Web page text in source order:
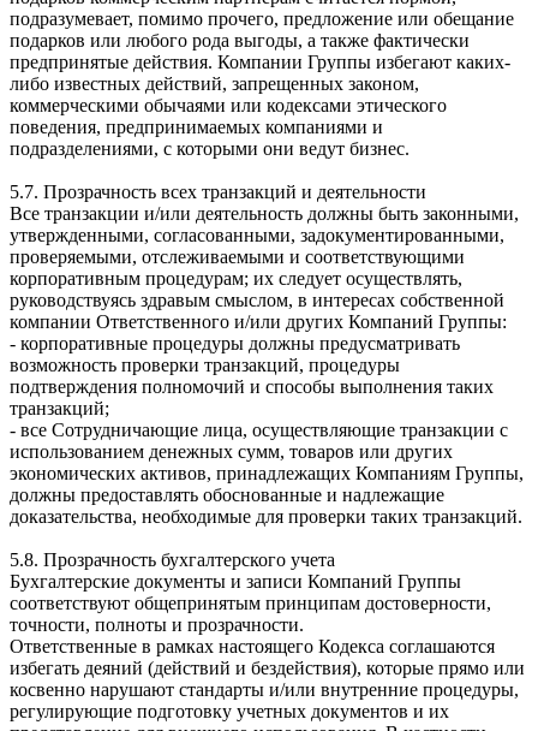
подразумевает, помимо прочего, предложение или обещание
подарков или любого рода выгоды, а также фактически
предпринятые действия. Компании Группы избегают каких-
либо известных действий, запрещенных законом,
коммерческими обычаями или кодексами этического
поведения, предпринимаемых компаниями и
подразделениями, с которыми они ведут бизнес.
5.7. Прозрачность всех транзакций и деятельности
Все транзакции и/или деятельность должны быть законными,
утвержденными, согласованными, задокументированными,
проверяемыми, отслеживаемыми и соответствующими
корпоративным процедурам; их следует осуществлять,
руководствуясь здравым смыслом, в интересах собственной
компании Ответственного и/или других Компаний Группы:
- корпоративные процедуры должны предусматривать
возможность проверки транзакций, процедуры
подтверждения полномочий и способы выполнения таких
транзакций;
- все Сотрудничающие лица, осуществляющие транзакции с
использованием денежных сумм, товаров или других
экономических активов, принадлежащих Компаниям Группы,
должны предоставлять обоснованные и надлежащие
доказательства, необходимые для проверки таких транзакций.
5.8. Прозрачность бухгалтерского учета
Бухгалтерские документы и записи Компаний Группы
соответствуют общепринятым принципам достоверности,
точности, полноты и прозрачности.
Ответственные в рамках настоящего Кодекса соглашаются
избегать деяний (действий и бездействия), которые прямо или
косвенно нарушают стандарты и/или внутренние процедуры,
регулирующие подготовку учетных документов и их